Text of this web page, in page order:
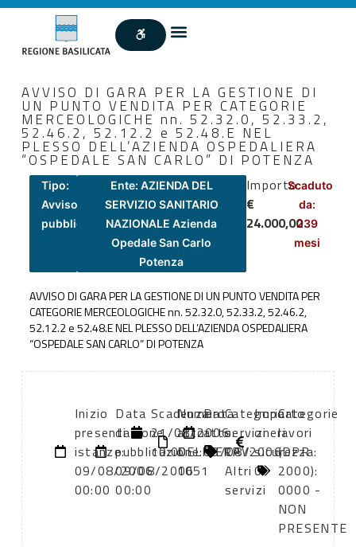
AVVISO DI GARA PER LA GESTIONE DI
UN PUNTO VENDITA PER CATEGORIE
MERCEOLOGICHE nn. 52.32.0, 52.33.2,
52.46.2, 52.12.2 e 52.48.E NEL
PLESSO DELL’AZIENDA OSPEDALIERA
“OSPEDALE SAN CARLO” DI POTENZA
Tipo:
Avviso
pubblico
Ente: AZIENDA DEL
SERVIZIO SANITARIO
NAZIONALE Azienda
Opedale San Carlo
Potenza
Importo
€
24.000,00
Scaduto
da:
239
mesi
AVVISO DI GARA PER LA GESTIONE DI UN PUNTO VENDITA PER
CATEGORIE MERCEOLOGICHE nn. 52.32.0, 52.33.2, 52.46.2,
52.12.2 e 52.48.E NEL PLESSO DELL’AZIENDA OSPEDALIERA
“OSPEDALE SAN CARLO” DI POTENZA
Inizio
presentazione
istanze:
09/08/2006
00:00
Data
di
pubblicazione:
09/08/2006
00:00
Scadenza:
21/08/2006
10:00
Numero
atto:
DELIBERA
1051
Data
atto:
09/08/2006
Categoria
servizi
CPV:
Altri
servizi
Importo
oneri
sicurezza:
0
Categorie
lavori
(DPR
2000):
0000 -
NON
PRESENTE